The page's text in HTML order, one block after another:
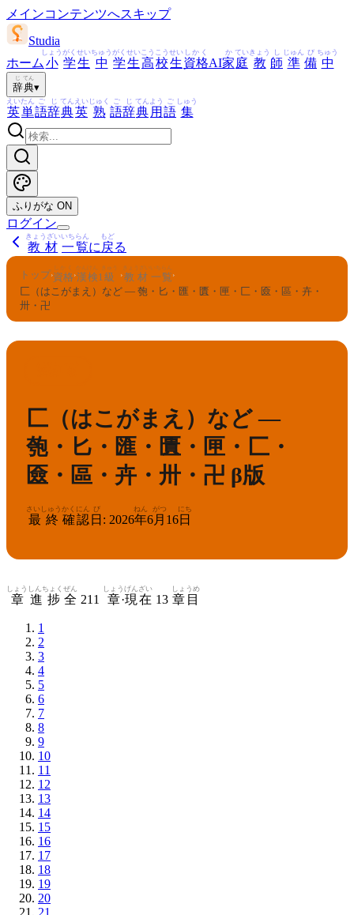
メインコンテンツへスキップ
Studia
ホーム 小
しょう
学
がく
生
せい
中
ちゅう
学
がく
生
せい
高
こう
校
こう
生
せい
資格
しかく
AI家
か
庭
てい
教
きょう
師
し
準
じゅん
備
び
中
ちゅう
辞
じ
典
てん
▾
英
えい
単
たん
語
ご
辞
じ
典
てん
英
えい
熟
じゅく
語
ご
辞
じ
典
てん
用
よう
語
ご
集
しゅう
ふりがな ON
ログイン
教材
きょうざい
一覧
いちらん
に 戻
もど
る
トップ›資格
しかく
›漢検
かんけん
1級
きゅう
› 教材
きょうざい
一覧
いちらん
›
匚（はこがまえ）など — 匏・匕・匯・匱・匣・匚・匳・區・卉・
卅・卍
匚（はこがまえ）など —
匏・匕・匯・匱・匣・匚・
匳・區・卉・卅・卍 β版
最終
さいしゅう
確認
かくにん
日
び
: 2026年
ねん
6月
がつ
16日
にち
章
しょう
進捗
しんちょく
全
ぜん
211 章
しょう
·現在
げんざい
13 章目
しょうめ
1
2
3
4
5
6
7
8
9
10
11
12
13
14
15
16
17
18
19
20
21